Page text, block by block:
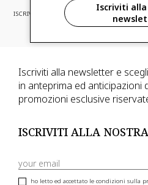
ISCRIVITI ED ACCEDI A PROMOZIONI
RISERVATE
Iscriviti alla newsletter e
in anteprima ed anticipazioni
promozioni esclusive
ISCRIVITI ALLA
ho letto ed accettato le condizioni sulla
Iscriviti